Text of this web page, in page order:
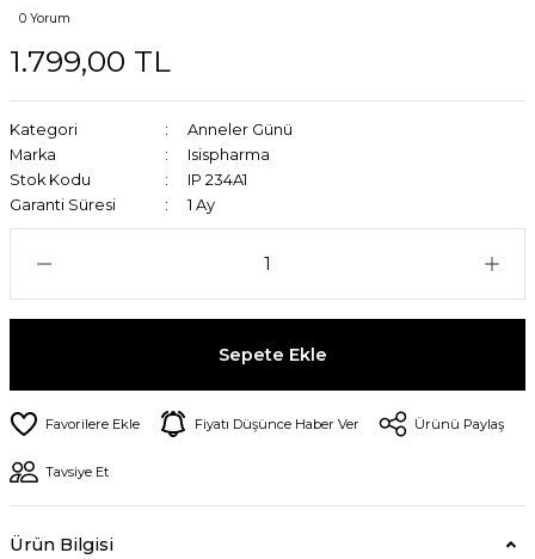
0 Yorum
1.799,00 TL
Kategori
Anneler Günü
Marka
Isispharma
Stok Kodu
IP 234A1
Garanti Süresi
1 Ay
Sepete Ekle
Fiyatı Düşünce Haber Ver Ürünü Paylaş
Tavsiye Et
Ürün Bilgisi